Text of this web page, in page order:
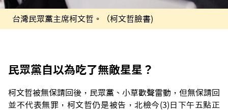
台灣民眾黨主席柯文哲。（柯文哲臉書)
民眾黨自以為吃了無敵星星？
柯文哲被無保請回後，民眾黨、小草歡聲雷動，但無保請回
並不代表無罪，柯文哲仍是被告，北檢今(3)日下午五點正